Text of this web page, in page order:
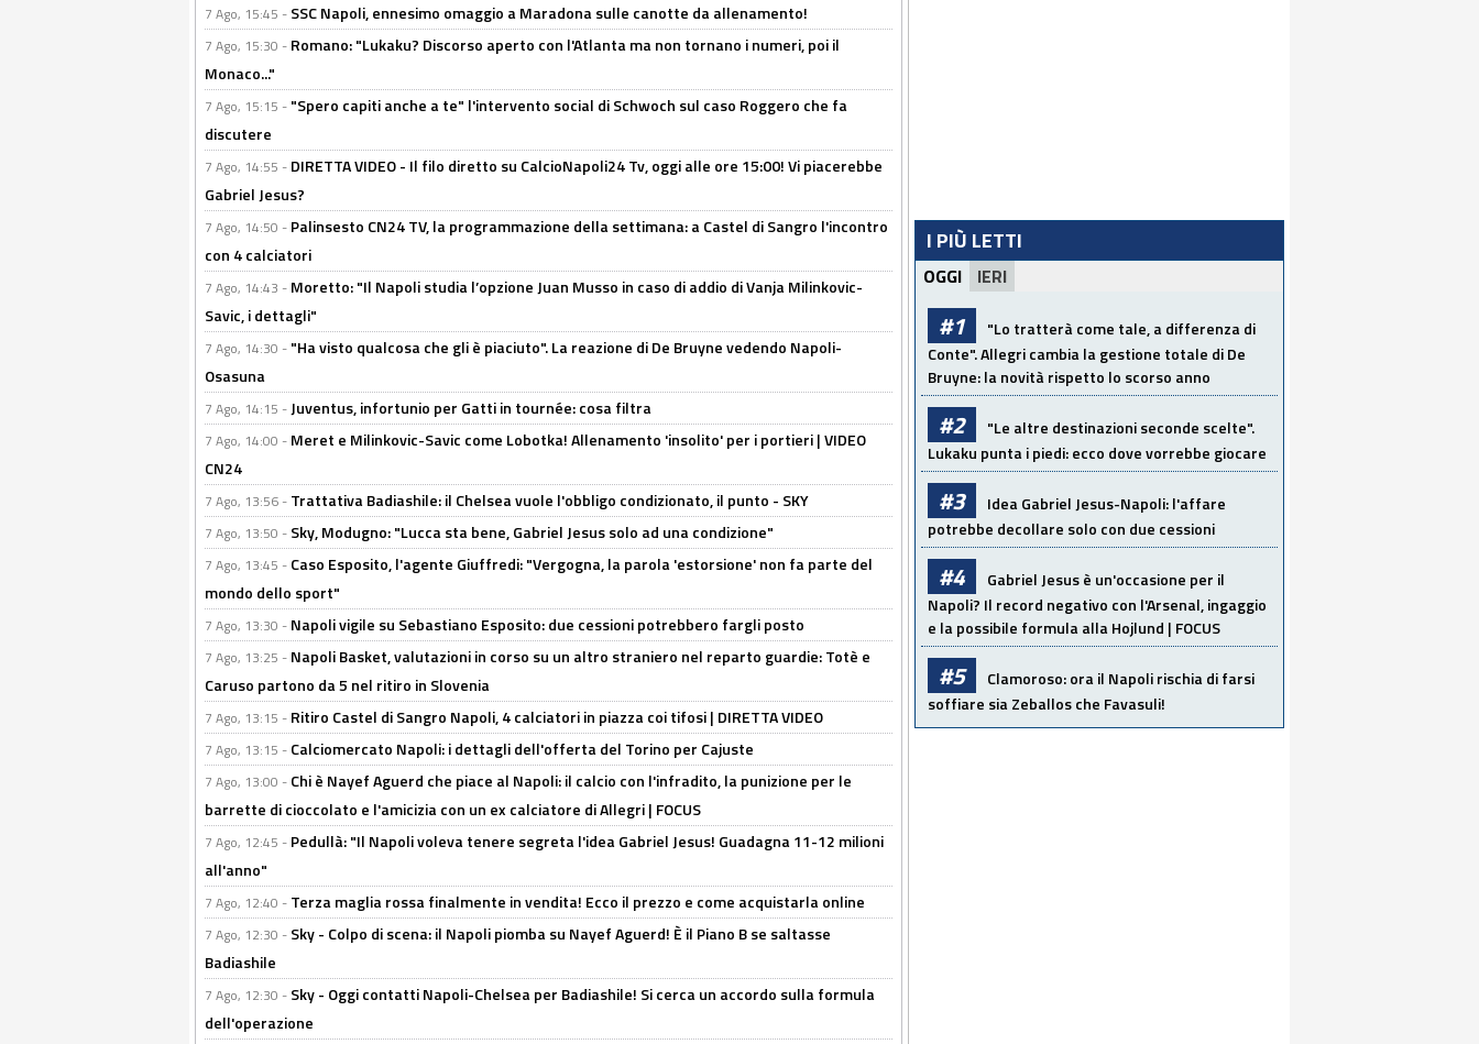
7 Ago, 15:45 - SSC Napoli, ennesimo omaggio a Maradona sulle canotte da allenamento!
7 Ago, 15:30 - Romano: "Lukaku? Discorso aperto con l'Atlanta ma non tornano i numeri, poi il
Monaco..."
7 Ago, 15:15 - "Spero capiti anche a te" l'intervento social di Schwoch sul caso Roggero che fa
discutere
7 Ago, 14:55 - DIRETTA VIDEO - Il filo diretto su CalcioNapoli24 Tv, oggi alle ore 15:00! Vi piacerebbe
Gabriel Jesus?
7 Ago, 14:50 - Palinsesto CN24 TV, la programmazione della settimana: a Castel di Sangro l'incontro
con 4 calciatori
7 Ago, 14:43 - Moretto: "Il Napoli studia l’opzione Juan Musso in caso di addio di Vanja Milinkovic-
Savic, i dettagli"
7 Ago, 14:30 - "Ha visto qualcosa che gli è piaciuto". La reazione di De Bruyne vedendo Napoli-
Osasuna
7 Ago, 14:15 - Juventus, infortunio per Gatti in tournée: cosa filtra
7 Ago, 14:00 - Meret e Milinkovic-Savic come Lobotka! Allenamento 'insolito' per i portieri | VIDEO
CN24
7 Ago, 13:56 - Trattativa Badiashile: il Chelsea vuole l'obbligo condizionato, il punto - SKY
7 Ago, 13:50 - Sky, Modugno: "Lucca sta bene, Gabriel Jesus solo ad una condizione"
7 Ago, 13:45 - Caso Esposito, l'agente Giuffredi: "Vergogna, la parola 'estorsione' non fa parte del
mondo dello sport"
7 Ago, 13:30 - Napoli vigile su Sebastiano Esposito: due cessioni potrebbero fargli posto
7 Ago, 13:25 - Napoli Basket, valutazioni in corso su un altro straniero nel reparto guardie: Totè e
Caruso partono da 5 nel ritiro in Slovenia
7 Ago, 13:15 - Ritiro Castel di Sangro Napoli, 4 calciatori in piazza coi tifosi | DIRETTA VIDEO
7 Ago, 13:15 - Calciomercato Napoli: i dettagli dell'offerta del Torino per Cajuste
7 Ago, 13:00 - Chi è Nayef Aguerd che piace al Napoli: il calcio con l'infradito, la punizione per le
barrette di cioccolato e l'amicizia con un ex calciatore di Allegri | FOCUS
7 Ago, 12:45 - Pedullà: "Il Napoli voleva tenere segreta l'idea Gabriel Jesus! Guadagna 11-12 milioni
all'anno"
7 Ago, 12:40 - Terza maglia rossa finalmente in vendita! Ecco il prezzo e come acquistarla online
7 Ago, 12:30 - Sky - Colpo di scena: il Napoli piomba su Nayef Aguerd! È il Piano B se saltasse
Badiashile
7 Ago, 12:30 - Sky - Oggi contatti Napoli-Chelsea per Badiashile! Si cerca un accordo sulla formula
dell'operazione
I PIÙ LETTI
OGGI IERI
#1
"Lo tratterà come tale, a differenza di
Conte". Allegri cambia la gestione totale di De
Bruyne: la novità rispetto lo scorso anno
#2
"Le altre destinazioni seconde scelte".
Lukaku punta i piedi: ecco dove vorrebbe giocare
#3
Idea Gabriel Jesus-Napoli: l'affare
potrebbe decollare solo con due cessioni
#4
Gabriel Jesus è un'occasione per il
Napoli? Il record negativo con l'Arsenal, ingaggio
e la possibile formula alla Hojlund | FOCUS
#5
Clamoroso: ora il Napoli rischia di farsi
soffiare sia Zeballos che Favasuli!